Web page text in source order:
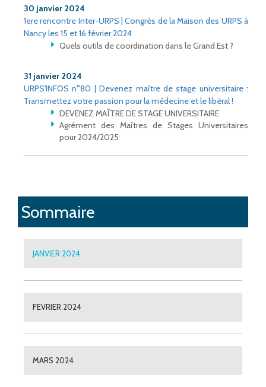
30 janvier 2024
1ere rencontre Inter-URPS | Congrès de la Maison des URPS à
Nancy les 15 et 16 février 2024
Quels outils de coordination dans le Grand Est ?
31 janvier 2024
URPS'INFOS n°80 | Devenez maître de stage universitaire :
Transmettez votre passion pour la médecine et le libéral !
DEVENEZ MAÎTRE DE STAGE UNIVERSITAIRE
Agrément des Maîtres de Stages Universitaires
pour 2024/2025
Sommaire
JANVIER 2024
FEVRIER 2024
MARS 2024